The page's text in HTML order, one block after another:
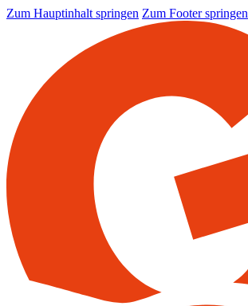
Zum Hauptinhalt springen Zum Footer springen